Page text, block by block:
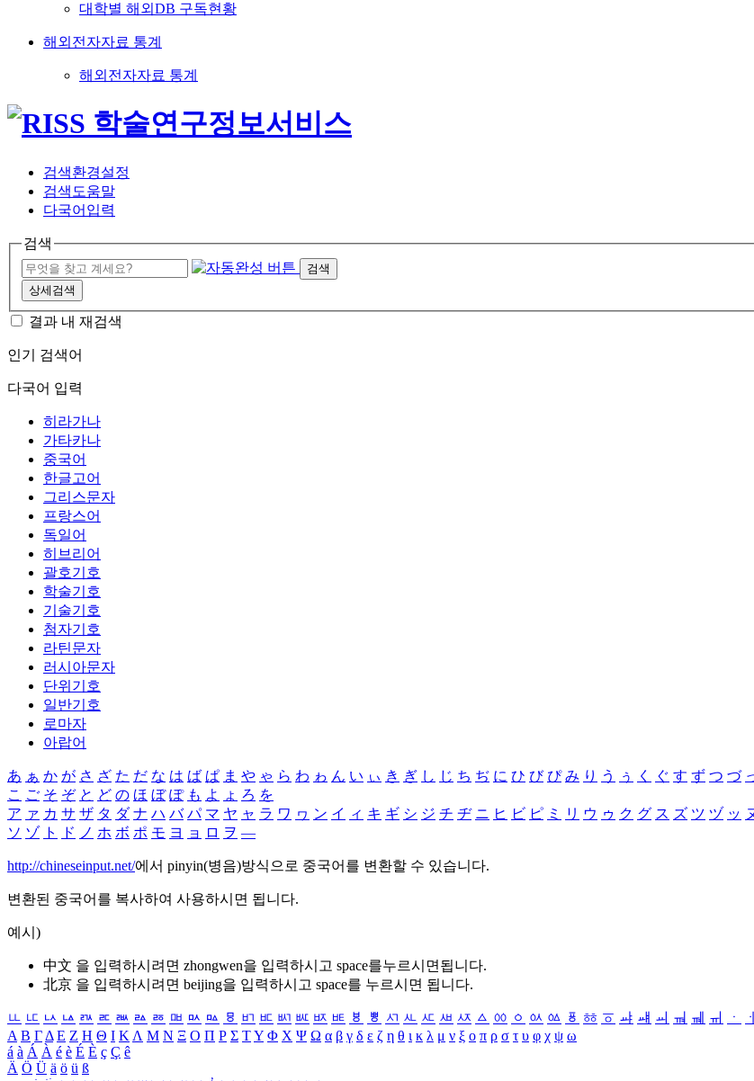
대학별 해외DB 구독현황
해외전자자료 통계
해외전자자료 통계
검색환경설정
검색도움말
다국어입력
검색
검색
상세검색
결과 내 재검색
인기 검색어
다국어 입력
히라가나
가타카나
중국어
한글고어
그리스문자
프랑스어
독일어
히브리어
괄호기호
학술기호
기술기호
첨자기호
라틴문자
러시아문자
단위기호
일반기호
로마자
아랍어
あ ぁ か が さ ざ た だ な は ば ぱ ま や ゃ ら わ ゎ ん い ぃ き ぎ し じ ち ぢ に ひ び ぴ み り う ぅ く ぐ す ず つ づ
こ ご そ ぞ と ど の ほ ぼ ぽ も よ ょ ろ を
ア ァ カ サ ザ タ ダ ナ ハ バ パ マ ヤ ャ ラ ワ ヮ ン イ ィ キ ギ シ ジ チ ヂ ニ ヒ ビ ピ ミ リ ウ ゥ ク グ ス ズ ツ ヅ ッ
ソ ゾ ト ド ノ ホ ボ ポ モ ヨ ョ ロ ヲ ―
http://chineseinput.net/에서 pinyin(병음)방식으로 중국어를 변환할 수 있습니다.
변환된 중국어를 복사하여 사용하시면 됩니다.
예시)
中文 을 입력하시려면 zhongwen을 입력하시고 space를누르시면됩니다.
北京 을 입력하시려면 beijing을 입력하시고 space를 누르시면 됩니다.
ㅥ ㅦ ㅧ ㅨ ㅩ ㅪ ㅫ ㅬ ㅭ ㅮ ㅯ ㅰ ㅱ ㅲ ㅳ ㅴ ㅵ ㅶ ㅷ ㅸ ㅹ ㅺ ㅻ ㅼ ㅽ ㅾ ㅿ ㆀ ㆁ ㆂ ㆃ ㆄ ㆅ ㆆ ㆇ ㆈ ㆉ ㆊ ㆋ ㆌ ㆍ
ㆎ
Α Β ΓΔ Ε Ζ Η Θ Ι ΚΛ Μ Ν Ξ Ο Π Ρ Σ ΤΥ Φ Χ Ψ Ω α β γ δ ε ζ η θ ι κ λ μ ν ξ ο π ρ σ τ υ φ χ ψ ω
á à Á À é è É È ç Ç ê
Ä Ö Ü ä ö ü ß